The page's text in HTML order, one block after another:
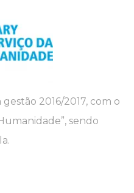
2016/2017, com o
sendo